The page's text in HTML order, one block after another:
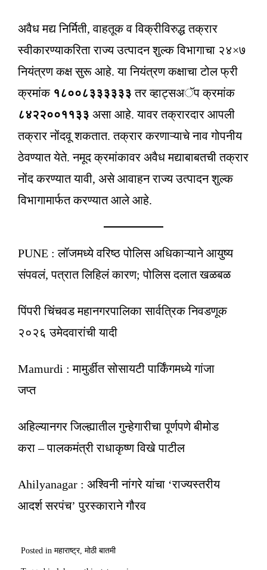
अवैध मद्य निर्मिती, वाहतूक व विक्रीविरुद्ध तक्रार
स्वीकारण्याकरिता राज्य उत्पादन शुल्क विभागाचा २४×७
नियंत्रण कक्ष सुरू आहे. या नियंत्रण कक्षाचा टोल फ्री
क्रमांक १८००८३३३३३३तर व्हाट्सअॅप क्रमांक
८४२२००११३३ असा आहे. यावर तक्रारदार आपली
तक्रार नोंदवू शकतात. तक्रार करणाऱ्याचे नाव गोपनीय
ठेवण्यात येते. नमूद क्रमांकावर अवैध मद्याबाबतची तक्रार
नोंद करण्यात यावी, असे आवाहन राज्य उत्पादन शुल्क
विभागामार्फत करण्यात आले आहे.
PUNE : लॉजमध्ये वरिष्ठ पोलिस अधिकाऱ्याने आयुष्य
संपवलं, पत्रात लिहिलं कारण; पोलिस दलात खळबळ
पिंपरी चिंचवड महानगरपालिका सार्वत्रिक निवडणूक
२०२६ उमेदवारांची यादी
Mamurdi : मामुर्डीत सोसायटी पार्किंगमध्ये गांजा
जप्त
अहिल्यानगर जिल्ह्यातील गुन्हेगारीचा पूर्णपणे बीमोड
करा – पालकमंत्री राधाकृष्ण विखे पाटील
Ahilyanagar : अश्विनी नांगरे यांचा ‘राज्यस्तरीय
आदर्श सरपंच’ पुरस्काराने गौरव
Posted in महाराष्ट्र, मोठी बातमी